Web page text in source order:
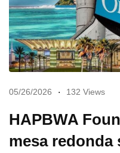
05/26/2026 132 Views
HAPBWA
mesa redonda